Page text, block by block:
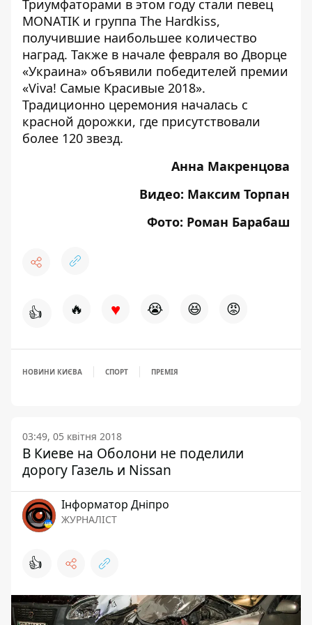
Триумфаторами в этом году стали певец
MONATIK и группа The Hardkiss,
получившие наибольшее количество
наград. Также в начале февраля во Дворце
«Украина» объявили победителей премии
«Viva! Самые Красивые 2018».
Традиционно церемония началась с
красной дорожки, где присутствовали
более 120 звезд.
Анна Макренцова
Видео: Максим Торпан
Фото: Роман Барабаш
👍 🔥 ♥ 😭 😆 😡
НОВИНИ КИЄВА СПОРТ ПРЕМІЯ
03:49, 05 квітня 2018
В Киеве на Оболони не поделили
дорогу Газель и Nissan
Інформатор Дніпро
ЖУРНАЛІСТ
👍